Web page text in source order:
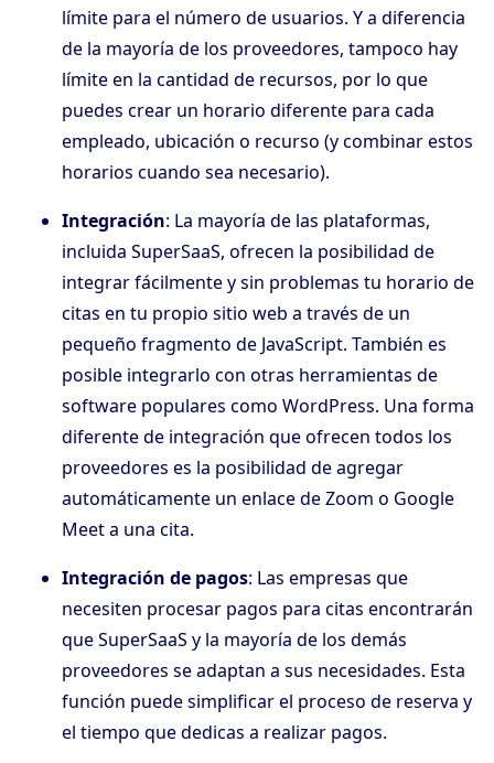
límite para el número de usuarios. Y a diferencia
de la mayoría de los proveedores, tampoco hay
límite en la cantidad de recursos, por lo que
puedes crear un horario diferente para cada
empleado, ubicación o recurso (y combinar estos
horarios cuando sea necesario).
Integración: La mayoría de las plataformas,
incluida SuperSaaS, ofrecen la posibilidad de
integrar fácilmente y sin problemas tu horario de
citas en tu propio sitio web a través de un
pequeño fragmento de JavaScript. También es
posible integrarlo con otras herramientas de
software populares como WordPress. Una forma
diferente de integración que ofrecen todos los
proveedores es la posibilidad de agregar
automáticamente un enlace de Zoom o Google
Meet a una cita.
Integración de pagos: Las empresas que
necesiten procesar pagos para citas encontrarán
que SuperSaaS y la mayoría de los demás
proveedores se adaptan a sus necesidades. Esta
función puede simplificar el proceso de reserva y
el tiempo que dedicas a realizar pagos.